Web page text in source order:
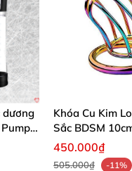
dương
Khóa Cu Kim
Sắc BDSM
Cao
450.000₫
505.000₫ -11%